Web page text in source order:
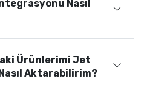
Nasıl
Ürünlerimi Jet
Aktarabilirim?